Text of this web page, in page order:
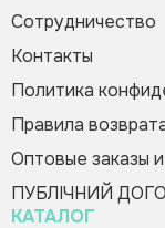
Сотрудничество
Контакты
Политика
Правила
Оптовые заказы
ПУБЛІЧНИЙ
КАТАЛОГ